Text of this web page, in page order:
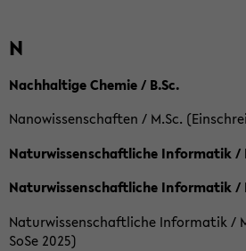
N
Nachhaltige Chemie / B.Sc.
Nanowissenschaften / M.Sc.
Naturwissenschaftliche Informatik /
Naturwissenschaftliche Informatik /
Naturwissenschaftliche Informatik /
SoSe 2025)